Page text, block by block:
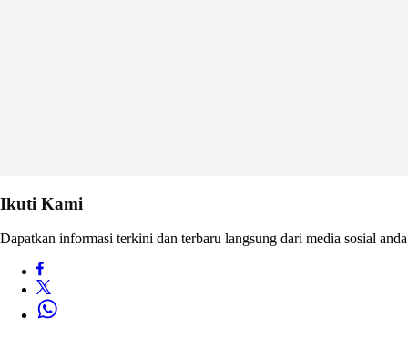
Ikuti Kami
Dapatkan informasi terkini dan terbaru langsung dari media sosial anda